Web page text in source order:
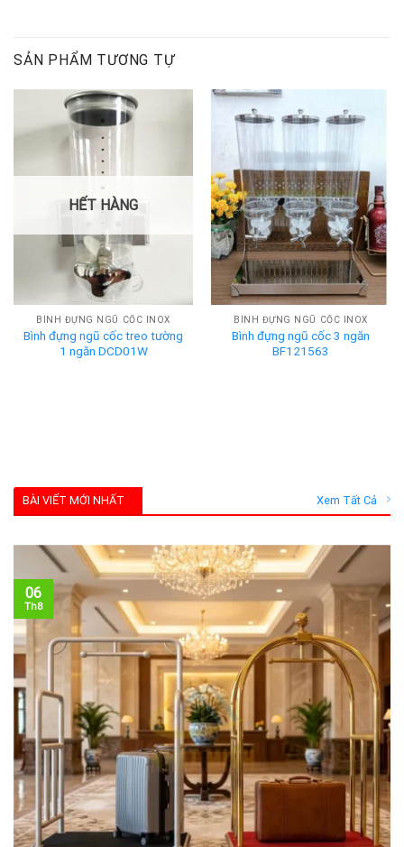
SẢN PHẨM TƯƠNG TỰ
HẾT HÀNG
BÌNH ĐỰNG NGŨ CỐC INOX
Bình đựng ngũ cốc treo tường
1 ngăn DCD01W
BÌNH ĐỰNG NGŨ CỐC INOX
Bình đựng ngũ cốc 3 ngăn
BF121563
BÀI VIẾT MỚI NHẤT Xem Tất Cả
06
Th8